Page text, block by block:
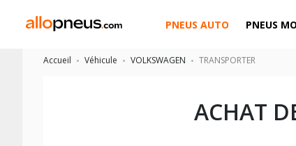
PNEUS AUTO PNEUS
Accueil Véhicule VOLKSWAGEN TRANSPORTER
ACHAT